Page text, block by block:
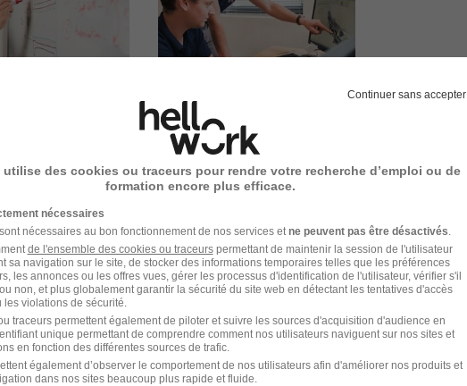
8 de plus
Organisation à taille humaine
Vos compétences sont reconnues et
encouragées
Continuer sans accepter
utilise des cookies ou traceurs pour rendre votre recherche d’emploi ou de
formation encore plus efficace.
nécessaires
nécessaires au bon fonctionnement de nos services et ne peuvent pas être désactivés
de l'ensemble des cookies ou traceurspermettant de maintenir la session de l'utilisateur
sa navigation sur le site, de stocker des informations temporaires telles que les préférences
les annonces ou les offres vues, gérer les processus d'identification de l'utilisateur, vérifier s'il
non, et plus globalement garantir la sécurité du site web en détectant les tentatives d'accès
violations de sécurité.
traceurs permettent également de piloter et suivre les sources d'acquisition d'audience en
unique permettant de comprendre comment nos utilisateurs naviguent sur nos sites et
en fonction des différentes sources de trafic.
également d’observer le comportement de nos utilisateurs afin d'améliorer nos produits et
dans nos sites beaucoup plus rapide et fluide.